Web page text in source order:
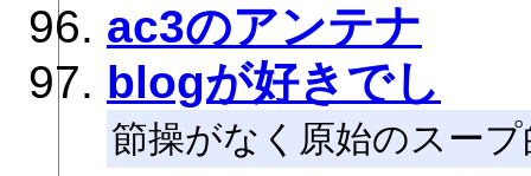
ac3のアンテナ
blogが好きでし
節操がなく原始のスー